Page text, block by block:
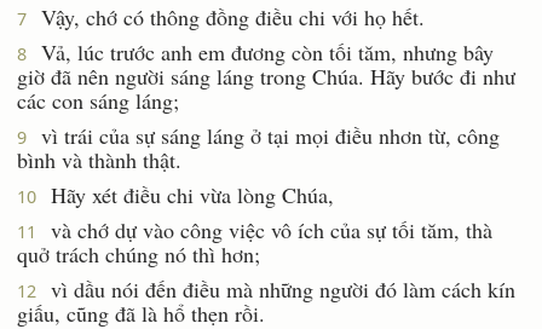
7 Vậy, chớ có thông đồng điều chi với họ hết.
8
Vả, lúc trước anh em đương còn tối tăm, nhưng bây
giờ đã nên người sáng láng trong Chúa. Hãy bước đi như
các con sáng láng;
9
vì trái của sự sáng láng ở tại mọi điều nhơn từ, công
bình và thành thật.
10 Hãy xét điều chi vừa lòng Chúa,
11
và chớ dự vào công việc vô ích của sự tối tăm, thà
quở trách chúng nó thì hơn;
12
vì dầu nói đến điều mà những người đó làm cách kín
giấu, cũng đã là hổ thẹn rồi.